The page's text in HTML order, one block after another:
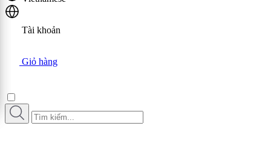
Tài khoản
Giỏ hàng